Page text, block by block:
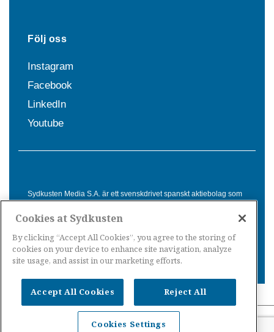
Följ oss
Instagram
Facebook
LinkedIn
Youtube
Sydkusten Media S.A. är ett svenskdrivet spanskt aktiebolag som
Spanien. Genom nyhetsbevakning av hela Spanien, med bas på
informationsförmedling för svenskar i Spanien.
Nyheter Spanien· Nyheter Costa del Sol
Cookies at Sydkusten
By clicking “Accept All Cookies”, you agree to the storing of
cookies on your device to enhance site navigation, analyze
site usage, and assist in our marketing efforts.
Accept All Cookies Reject All
Cookies Settings